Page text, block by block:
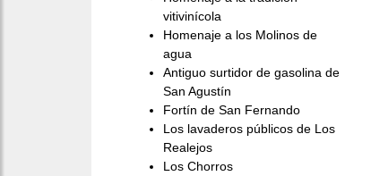
vitivinícola
Homenaje a los Molinos de
agua
Antiguo surtidor de gasolina de
San Agustín
Fortín de San Fernando
Los lavaderos públicos de Los
Realejos
Los Chorros